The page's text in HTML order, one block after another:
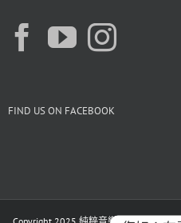
FIND US ON FACEBOOK